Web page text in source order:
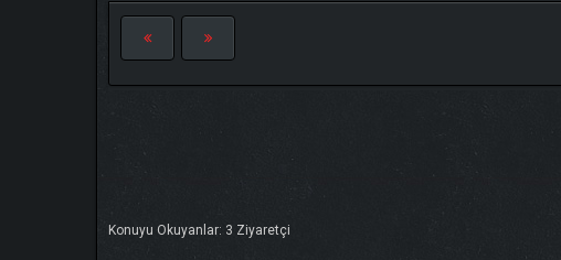
Konuyu Okuyanlar: 3 Ziyaretçi